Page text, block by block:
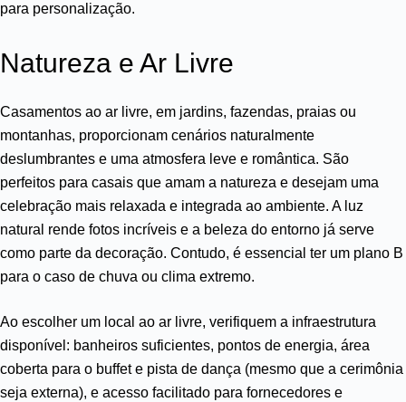
para personalização.
Natureza e Ar Livre
Casamentos ao ar livre, em jardins, fazendas, praias ou
montanhas, proporcionam cenários naturalmente
deslumbrantes e uma atmosfera leve e romântica. São
perfeitos para casais que amam a natureza e desejam uma
celebração mais relaxada e integrada ao ambiente. A luz
natural rende fotos incríveis e a beleza do entorno já serve
como parte da decoração. Contudo, é essencial ter um plano B
para o caso de chuva ou clima extremo.
Ao escolher um local ao ar livre, verifiquem a infraestrutura
disponível: banheiros suficientes, pontos de energia, área
coberta para o buffet e pista de dança (mesmo que a cerimônia
seja externa), e acesso facilitado para fornecedores e